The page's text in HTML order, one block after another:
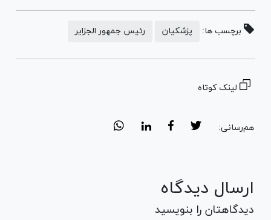
برچسب ها: پزشکیان رئیس جمهور الجزایر
لینک کوتاه
هم‌رسانی:
ارسال دیدگاه
دیدگاهتان را بنویسید